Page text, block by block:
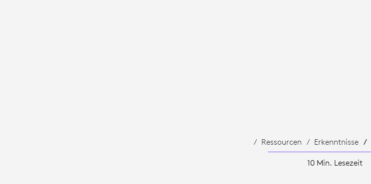
Ressourcen Erkenntnisse
10 Min. Lesezeit